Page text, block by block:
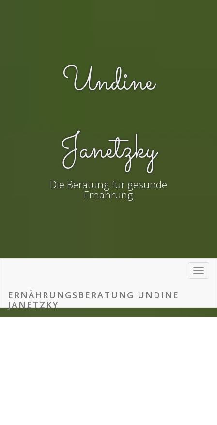
Undine
Janetzky
Die Beratung für gesunde
Ernährung
ERNÄHRUNGSBERATUNG UNDINE
JANETZKY